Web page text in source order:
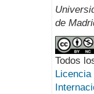
de
Todos